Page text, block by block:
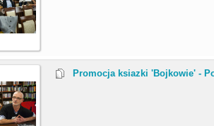
Promocja ksiazki 'Bojkowie' -